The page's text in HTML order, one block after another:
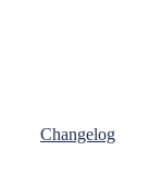
Changelog